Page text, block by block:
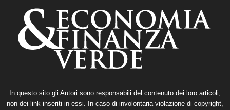
In questo sito gli Autori sono responsabili del contenuto dei loro articoli,
non dei link inseriti in essi. In caso di involontaria violazione di copyright,